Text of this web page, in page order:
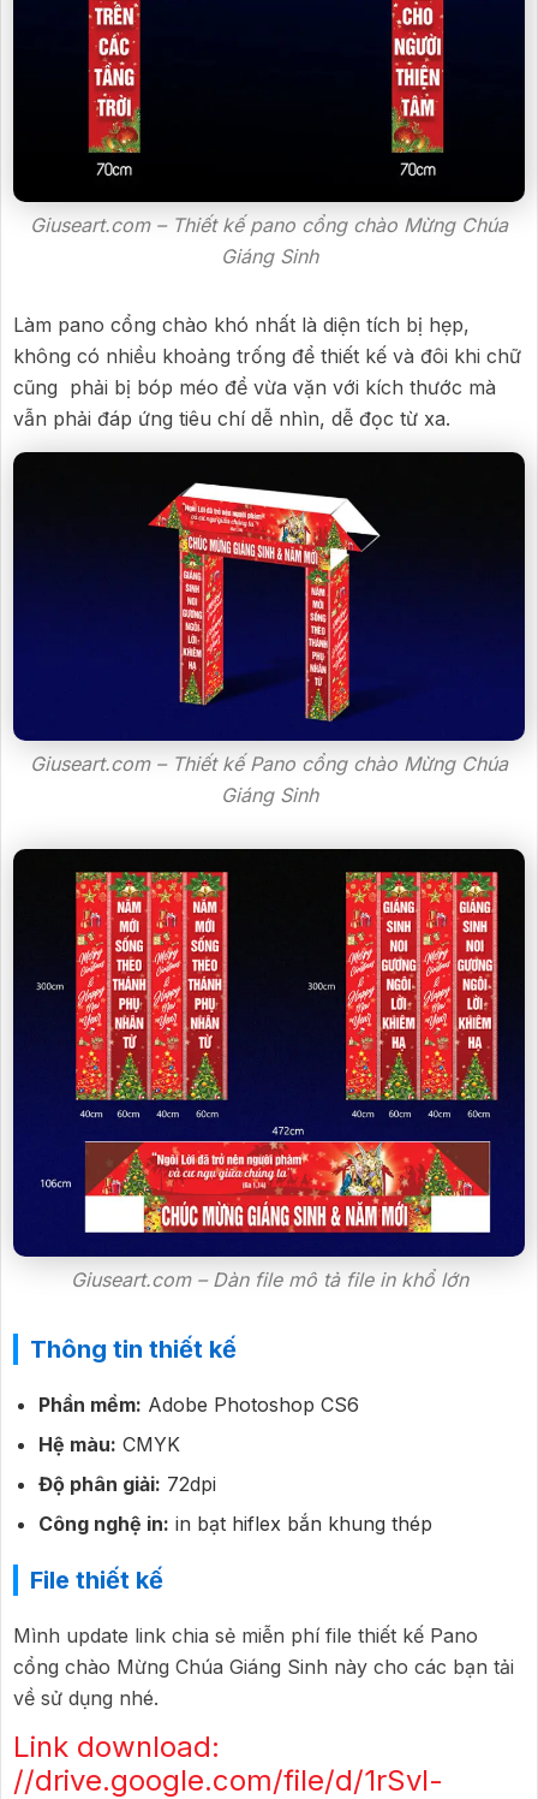
Giuseart.com – Thiết kế pano cổng chào Mừng Chúa
Giáng Sinh
Làm pano cổng chào khó nhất là diện tích bị hẹp,
không có nhiều khoảng trống để thiết kế và đôi khi chữ
cũng phải bị bóp méo để vừa vặn với kích thước mà
vẫn phải đáp ứng tiêu chí dễ nhìn, dễ đọc từ xa.
Giuseart.com – Thiết kế Pano cổng chào Mừng Chúa
Giáng Sinh
Giuseart.com – Dàn file mô tả file in khổ lớn
Thông tin thiết kế
Phần mềm: Adobe Photoshop CS6
Hệ màu: CMYK
Độ phân giải: 72dpi
Công nghệ in: in bạt hiflex bắn khung thép
File thiết kế
Mình update link chia sẻ miễn phí file thiết kế Pano
cổng chào Mừng Chúa Giáng Sinh này cho các bạn tải
về sử dụng nhé.
Link download:
//drive.google.com/file/d/1rSvl-